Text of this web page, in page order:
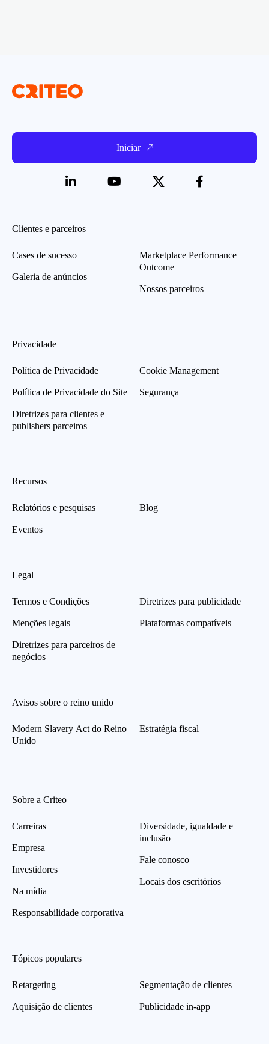
Iniciar
Clientes e parceiros
Cases de sucesso
Galeria de anúncios
Marketplace Performance
Outcome
Nossos parceiros
Privacidade
Política de Privacidade
Política de Privacidade do Site
Diretrizes para clientes e
publishers parceiros
Cookie Management
Segurança
Recursos
Relatórios e pesquisas
Eventos
Blog
Legal
Termos e Condições
Menções legais
Diretrizes para parceiros de
negócios
Diretrizes para publicidade
Plataformas compatíveis
Avisos sobre o reino unido
Modern Slavery Act do Reino
Unido
Estratégia fiscal
Sobre a Criteo
Carreiras
Empresa
Investidores
Na mídia
Responsabilidade corporativa
Diversidade, igualdade e
inclusão
Fale conosco
Locais dos escritórios
Tópicos populares
Retargeting
Aquisição de clientes
Segmentação de clientes
Publicidade in-app